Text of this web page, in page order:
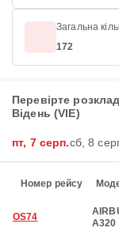
Загальна
172
Перевірте
Відень (VIE)
пт, 7 серп.сб, 8
Номер рейсу
OS74
A320